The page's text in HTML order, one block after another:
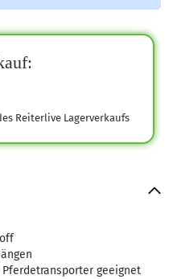
Reiterlive Lagerverkaufs
geeignet